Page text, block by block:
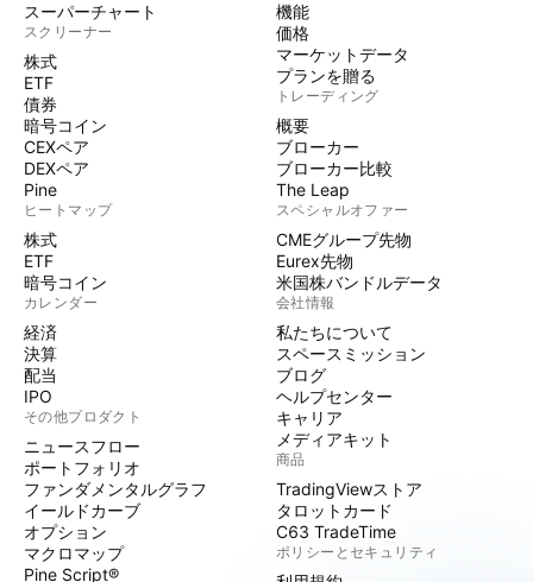
スーパーチャート
スクリーナー
株式
ETF
債券
暗号コイン
CEXペア
DEXペア
Pine
ヒートマップ
株式
ETF
暗号コイン
カレンダー
経済
決算
配当
IPO
その他プロダクト
ニュースフロー
ポートフォリオ
ファンダメンタルグラフ
イールドカーブ
オプション
マクロマップ
Pine Script®
機能
価格
マーケットデータ
プランを贈る
トレーディング
概要
ブローカー
ブローカー比較
The Leap
スペシャルオファー
CMEグループ先物
Eurex先物
米国株バンドルデータ
会社情報
私たちについて
スペースミッション
ブログ
ヘルプセンター
キャリア
メディアキット
商品
TradingViewストア
タロットカード
C63 TradeTime
ポリシーとセキュリティ